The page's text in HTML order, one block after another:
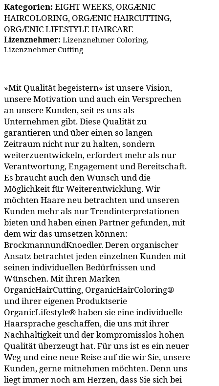
Kategorien: EIGHT WEEKS, ORGÆNIC
HAIRCOLORING, ORGÆNIC HAIRCUTTING,
ORGÆNIC LIFESTYLE HAIRCARE
Lizenznehmer: Lizenznehmer Coloring,
Lizenznehmer Cutting
»Mit Qualität begeistern« ist unsere Vision,
unsere Motivation und auch ein Versprechen
an unsere Kunden, seit es uns als
Unternehmen gibt. Diese Qualität zu
garantieren und über einen so langen
Zeitraum nicht nur zu halten, sondern
weiterzuentwickeln, erfordert mehr als nur
Verantwortung, Engagement und Bereitschaft.
Es braucht auch den Wunsch und die
Möglichkeit für Weiterentwicklung. Wir
möchten Haare neu betrachten und unseren
Kunden mehr als nur Trendinterpretationen
bieten und haben einen Partner gefunden, mit
dem wir das umsetzen können:
BrockmannundKnoedler. Deren organischer
Ansatz betrachtet jeden einzelnen Kunden mit
seinen individuellen Bedürfnissen und
Wünschen. Mit ihren Marken
OrganicHairCutting, OrganicHairColoring®
und ihrer eigenen Produktserie
OrganicLifestyle® haben sie eine individuelle
Haarsprache geschaffen, die uns mit ihrer
Nachhaltigkeit und der kompromisslos hohen
Qualität überzeugt hat. Für uns ist es ein neuer
Weg und eine neue Reise auf die wir Sie, unsere
Kunden, gerne mitnehmen möchten. Denn uns
liegt immer noch am Herzen, dass Sie sich bei